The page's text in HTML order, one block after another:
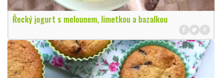
Řecký jogurt s melounem, limetkou a bazalkou